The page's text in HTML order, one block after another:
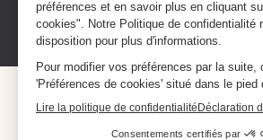
Politique de confidentialité